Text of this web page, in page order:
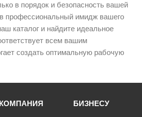
в порядок и безопасность вашей
профессиональный имидж вашего
каталог и найдите идеальное
всем вашим
создать оптимальную рабочую
КОМПАНИЯ БИЗНЕСУ